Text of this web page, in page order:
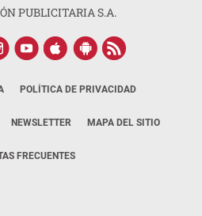
PUBLICITARIA S.A.
POLÍTICA DE PRIVACIDAD
NEWSLETTER MAPA DEL SITIO
FRECUENTES